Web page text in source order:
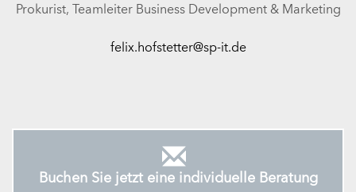
Prokurist, Teamleiter Business Development & Marketing
felix.hofstetter@sp-it.de
Buchen Sie jetzt eine individuelle Beratung